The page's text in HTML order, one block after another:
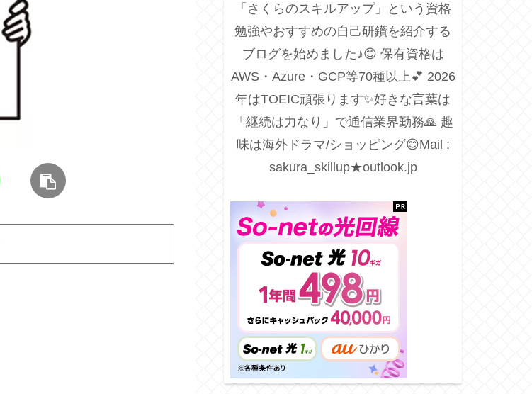
「さくらのスキルアップ」という資格
勉強やおすすめの自己研鑽を紹介する
ブログを始めました♪😊 保有資格は
AWS・Azure・GCP等70種以上💕 2026
年はTOEIC頑張ります✨好きな言葉は
「継続は力なり」で通信業界勤務🙏 趣
味は海外ドラマ/ショッピング😊Mail :
sakura_skillup★outlook.jp